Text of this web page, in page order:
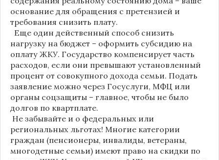
основание для обращения с претензией и
требования снизить плату.
Еще один действенный способ снизить
нагрузку на бюджет – оформить субсидию на
оплату ЖКУ. Государство компенсирует часть
расходов, если они превышают установленный
процент от совокупного дохода семьи. Подать
заявление можно через Госуслуги, МФЦ или
органы соцзащиты – главное, чтобы не было
долгов по квартплате.
Не забывайте и о федеральных или
региональных льготах! Многие категории
граждан (пенсионеры, инвалиды, ветераны,
многодетные семьи) имеют право на скидки по